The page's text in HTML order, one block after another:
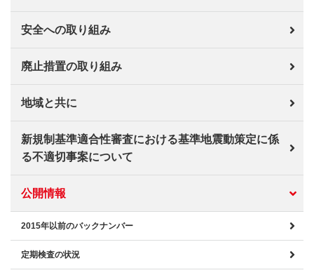
安全への取り組み
廃止措置の取り組み
地域と共に
新規制基準適合性審査における基準地震動策定に係
る不適切事案について
公開情報
2015年以前のバックナンバー
定期検査の状況